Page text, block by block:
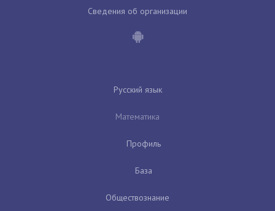
Сведения об организации
Русский язык
Математика
Профиль
База
Обществознание